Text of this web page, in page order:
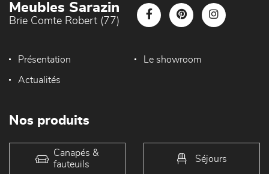
Meubles Sarazin
Brie Comte Robert (77)
Présentation Le showroom
Actualités
Nos produits
Canapés &
fauteuils
Séjours